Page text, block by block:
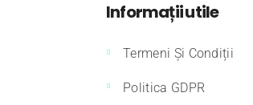
Informații utile
Termeni Și Condiții
Politica GDPR